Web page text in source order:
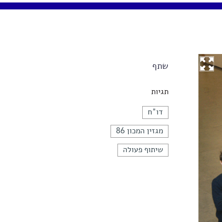
שתף
תגיות
דו"ח
מגזין המכון 86
שיתוף פעולה